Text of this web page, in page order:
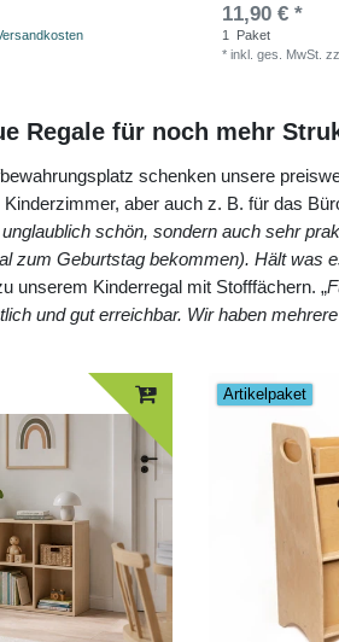
11,90 € *
1
Paket
*inkl. ges. MwSt.
Regale für noch mehr
schenken unsere
aber auch z. B. für das
schön, sondern auch sehr
zum Geburtstag bekommen). Hält was
unserem Kinderregal mit Stofffächern. „
und gut erreichbar. Wir haben
Artikelpaket